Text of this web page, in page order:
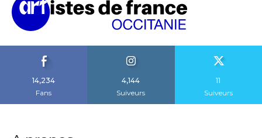
14,234
Fans
4,144
Suiveurs
11
Suiveurs